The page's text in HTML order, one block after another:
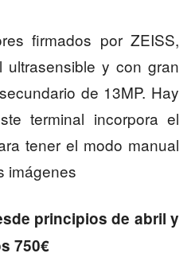
firmados por ZEISS,
ultrasensible y con gran
de 13MP. Hay
terminal incorpora el
tener el modo manual
imágenes
principios de abril y
750€